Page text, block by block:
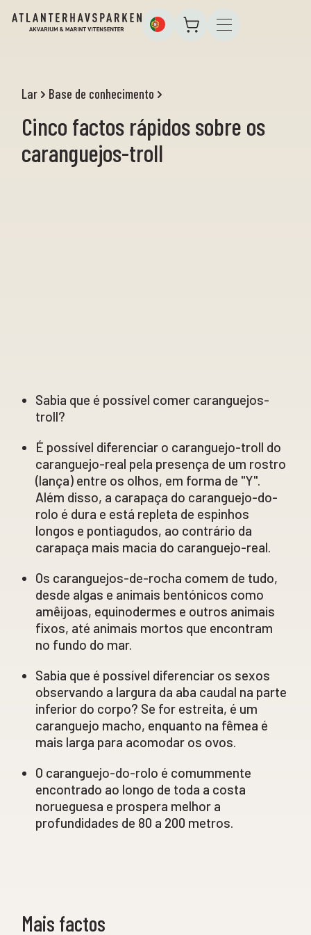
Lar Base de conhecimento
Cinco factos rápidos sobre os
caranguejos-troll
Sabia que é possível comer caranguejos-
troll?
É possível diferenciar o caranguejo-troll do
caranguejo-real pela presença de um rostro
(lança) entre os olhos, em forma de "Y".
Além disso, a carapaça do caranguejo-do-
rolo é dura e está repleta de espinhos
longos e pontiagudos, ao contrário da
carapaça mais macia do caranguejo-real.
Os caranguejos-de-rocha comem de tudo,
desde algas e animais bentónicos como
amêijoas, equinodermes e outros animais
fixos, até animais mortos que encontram
no fundo do mar.
Sabia que é possível diferenciar os sexos
observando a largura da aba caudal na parte
inferior do corpo? Se for estreita, é um
caranguejo macho, enquanto na fêmea é
mais larga para acomodar os ovos.
O caranguejo-do-rolo é comummente
encontrado ao longo de toda a costa
norueguesa e prospera melhor a
profundidades de 80 a 200 metros.
Mais factos